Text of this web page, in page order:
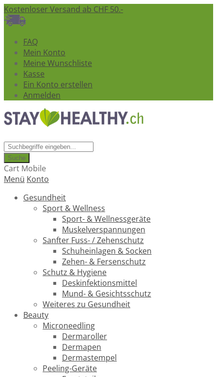
Kostenloser Versand ab CHF 50.-
FAQ
Mein Konto
Meine Wunschliste
Kasse
Ein Konto erstellen
Anmelden
Suche
Cart Mobile
Menü Konto
Gesundheit
Sport & Wellness
Sport- & Wellnessgeräte
Muskelverspannungen
Sanfter Fuss- / Zehenschutz
Schuheinlagen & Socken
Zehen- & Fersenschutz
Schutz & Hygiene
Deskinfektionsmittel
Mund- & Gesichtsschutz
Weiteres zu Gesundheit
Beauty
Microneedling
Dermaroller
Dermapen
Dermastempel
Peeling-Geräte